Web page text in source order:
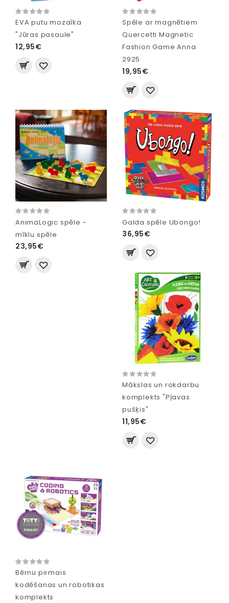
EVA putu mozaīka
"Jūras pasaule"
12,95€
Spēle ar magnētiem
Quercetti Magnetic
Fashion Game Anna
2925
19,95€
AnimaLogic spēle -
mīklu spēle
23,95€
Galda spēle Ubongo!
36,95€
Mākslas un rokdarbu
komplekts "Pļavas
pušķis"
11,95€
Bērnu pirmais
kodēšanas un robotikas
komplekts